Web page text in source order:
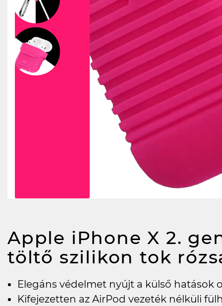
Apple iPhone X 2.
töltő szilikon tok
Elegáns védelmet nyújt a külső hatások
Kifejezetten az AirPod vezeték nélküli